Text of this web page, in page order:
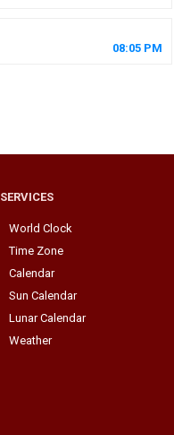
08:05 PM
SERVICES
World Clock
Time Zone
Calendar
Sun Calendar
Lunar Calendar
Weather